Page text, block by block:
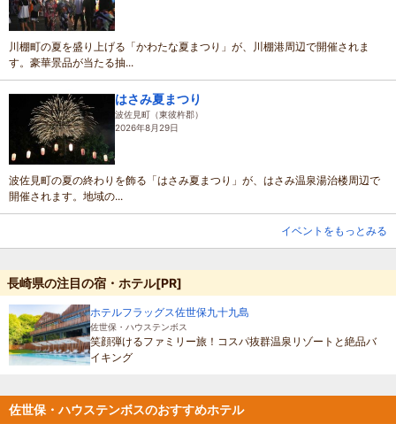
川棚町の夏を盛り上げる「かわたな夏まつり」が、川棚港周辺で開催されま
す。豪華景品が当たる抽...
はさみ夏まつり
波佐見町（東彼杵郡）
2026年8月29日
波佐見町の夏の終わりを飾る「はさみ夏まつり」が、はさみ温泉湯治楼周辺で
開催されます。地域の...
イベントをもっとみる
長崎県の注目の宿・ホテル[PR]
ホテルフラッグス佐世保九十九島
佐世保・ハウステンボス
笑顔弾けるファミリー旅！コスパ抜群温泉リゾートと絶品バ
イキング
佐世保・ハウステンボスのおすすめホテル